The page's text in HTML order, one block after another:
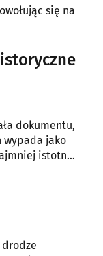
się na
dokumentu,
wypada jako
istotna.